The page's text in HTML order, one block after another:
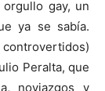
gay, un
ya se sabía.
controvertidos)
Peralta, que
noviazgos y